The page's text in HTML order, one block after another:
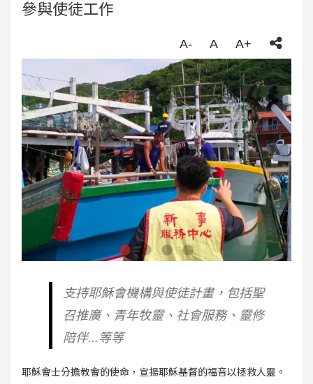
參與使徒工作
A- A A+
支持耶穌會機構與使徒計畫，包括聖
召推廣、青年牧靈、社會服務、靈修
陪伴...等等
耶穌會士分擔教會的使命，宣揚耶穌基督的福音以拯救人靈。